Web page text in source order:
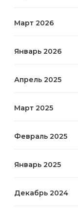
Март 2026
Январь 2026
Апрель 2025
Март 2025
Февраль 2025
Январь 2025
Декабрь 2024